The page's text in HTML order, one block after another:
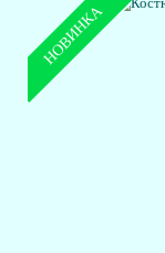
НОВИНКА